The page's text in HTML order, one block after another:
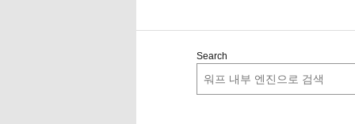
Search